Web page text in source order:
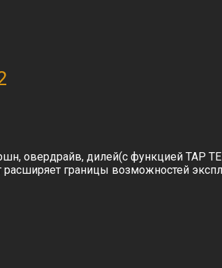
овердрайв, дилей(с функцией TAP
границы возможностей